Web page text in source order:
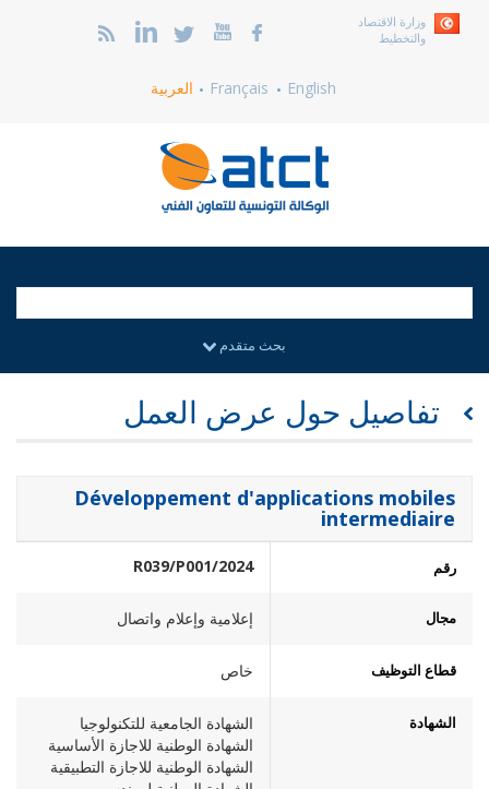
وزارة الاقتصاد
والتخطيط
English
Français العربية
بحث متقدم
تفاصيل حول عرض العمل
Développement d'applications mobiles
intermediaire
رقم 2024/R039/P001
مجال إعلامية وإعلام واتصال
قطاع التوظيف خاص
الشهادة
الشهادة الجامعية للتكنولوجيا
الشهادة الوطنية للاجازة الأساسية
الشهادة الوطنية للاجازة التطبيقية